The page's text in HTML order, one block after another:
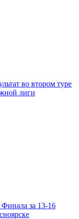
во втором туре
лиги
Финала за 13-16